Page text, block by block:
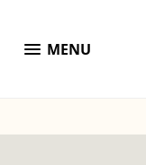
menu MENU